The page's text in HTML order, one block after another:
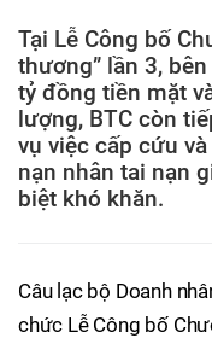
Tại Lễ Công bố
thương” lần 3,
tỷ đồng tiền mặt
lượng, BTC còn
vụ việc cấp cứu
nạn nhân tai nạn
biệt khó khăn.
Câu lạc bộ Doanh
chức Lễ Công bố